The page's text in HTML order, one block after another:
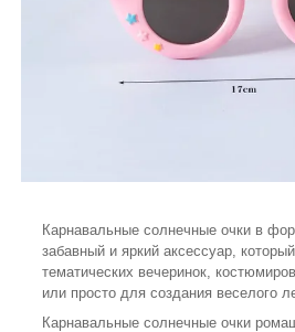
Карнавальные солнечные очки в
забавный и яркий аксессуар,
тематических вечеринок,
или просто для создания веселого
Карнавальные солнечные очки